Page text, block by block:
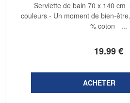
19.99€
Serviette de bain 70 x 140 cm
couleurs - Un moment de bien-
% coton - ...